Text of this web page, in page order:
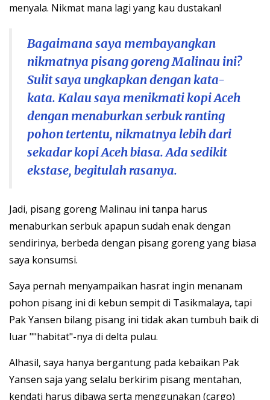
menyala. Nikmat mana lagi yang kau dustakan!
Bagaimana saya membayangkan
nikmatnya pisang goreng Malinau ini?
Sulit saya ungkapkan dengan kata-
kata. Kalau saya menikmati kopi Aceh
dengan menaburkan serbuk ranting
pohon tertentu, nikmatnya lebih dari
sekadar kopi Aceh biasa. Ada sedikit
ekstase, begitulah rasanya.
Jadi, pisang goreng Malinau ini tanpa harus
menaburkan serbuk apapun sudah enak dengan
sendirinya, berbeda dengan pisang goreng yang biasa
saya konsumsi.
Saya pernah menyampaikan hasrat ingin menanam
pohon pisang ini di kebun sempit di Tasikmalaya, tapi
Pak Yansen bilang pisang ini tidak akan tumbuh baik di
luar ""habitat"-nya di delta pulau.
Alhasil, saya hanya bergantung pada kebaikan Pak
Yansen saja yang selalu berkirim pisang mentahan,
kendati harus dibawa serta menggunakan (cargo)